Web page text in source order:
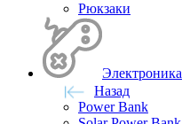
Рюкзаки
Электроника
Назад
Power Bank